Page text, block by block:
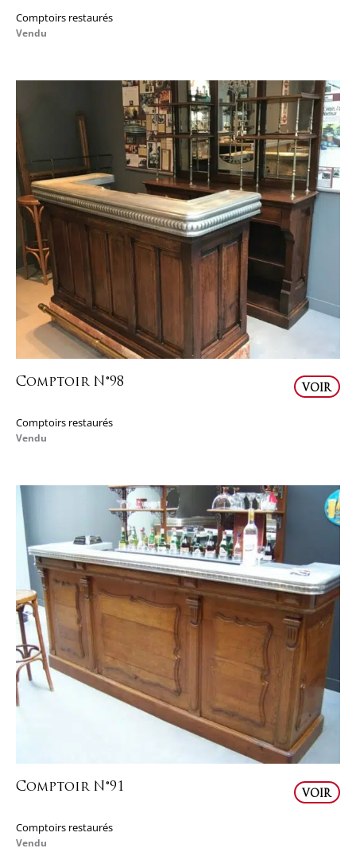
Comptoirs restaurés
Vendu
Comptoir N°98
VOIR
Comptoirs restaurés
Vendu
Comptoir N°91
VOIR
Comptoirs restaurés
Vendu